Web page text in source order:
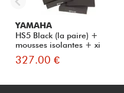
YAMAHA
HS5 Black (la paire) +
mousses isolantes + xi
7000...
327.00 €